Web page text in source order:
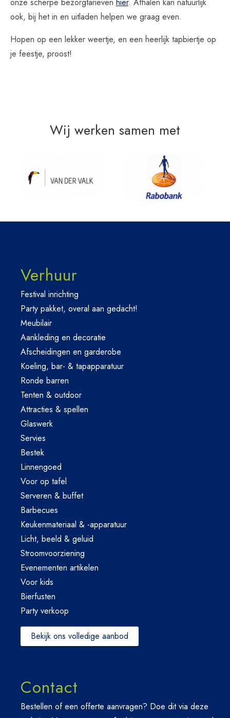
ook, bij het in en uitladen helpen we graag even.
Hopen op een lekker weertje, en een heerlijk tapbiertje op
je feestje, proost!
Wij werken samen met
Verhuur
Festival inrichting
Party pakket, overal aan gedacht!
Meubilair
Aankleding en decoratie
Afscheidingen en garderobe
Koeling, bar- & tapapparatuur
Ronde barren
Tenten & outdoor
Attracties & spellen
Glaswerk
Servies
Bestek
Linnengoed
Voor op tafel
Serveren & buffet
Barbecues
Keukenmateriaal & -apparatuur
Licht, beeld & geluid
Stroomvoorziening
Evenementen artikelen
Voor kids
Bierfusten
Party verkoop
Bekijk ons volledige aanbod
Contact
Bestellen of een offerte aanvragen? Doe dit via deze